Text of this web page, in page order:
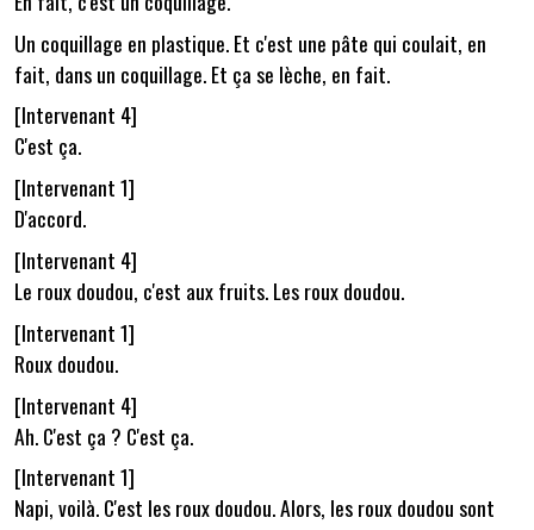
Un coquillage en plastique. Et c'est une pâte qui coulait, en
fait, dans un coquillage. Et ça se lèche, en fait.
[Intervenant 4]
C'est ça.
[Intervenant 1]
D'accord.
[Intervenant 4]
Le roux doudou, c'est aux fruits. Les roux doudou.
[Intervenant 1]
Roux doudou.
[Intervenant 4]
Ah. C'est ça ? C'est ça.
[Intervenant 1]
Napi, voilà. C'est les roux doudou. Alors, les roux doudou sont